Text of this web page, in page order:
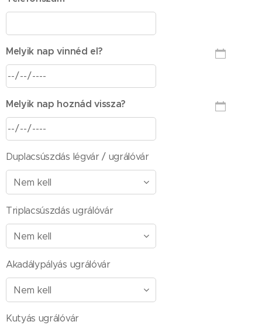
Melyik nap vinnéd el?
Melyik nap hoznád vissza?
Duplacsúszdás légvár / ugrálóvár
Triplacsúszdás ugrálóvár
Akadálypályás ugrálóvár
Kutyás ugrálóvár